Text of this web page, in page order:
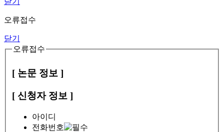
오류접수
닫기
오류접수
[ 논문 정보 ]
[ 신청자 정보 ]
아이디
전화번호